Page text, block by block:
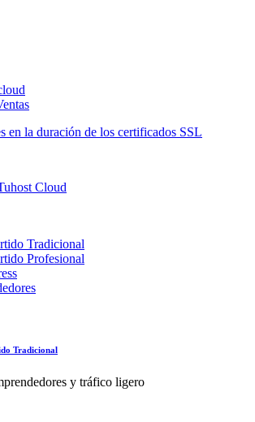
en la duración de los certificados SSL
Tradicional
Profesional
Tradicional
y tráfico ligero